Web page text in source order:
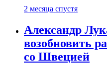
2 месяца спустя
Александр
возобновить
со Швецией